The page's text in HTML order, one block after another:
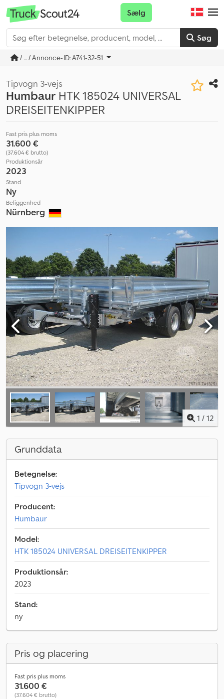
Søg
Sælg
/ ... / Annonce-ID: A741-32-51
Tipvogn 3-vejs
Humbaur HTK 185024 UNIVERSAL
DREISEITENKIPPER
Fast pris plus moms
31.600 €
(37.604 € brutto)
Produktionsår
2023
Stand
Ny
Beliggenhed
Nürnberg
1 / 12
Grunddata
Betegnelse:
Tipvogn 3-vejs
Producent:
Humbaur
Model:
HTK 185024 UNIVERSAL DREISEITENKIPPER
Produktionsår:
2023
Stand:
ny
Pris og placering
Fast pris plus moms
31.600 €
(37.604 € brutto)